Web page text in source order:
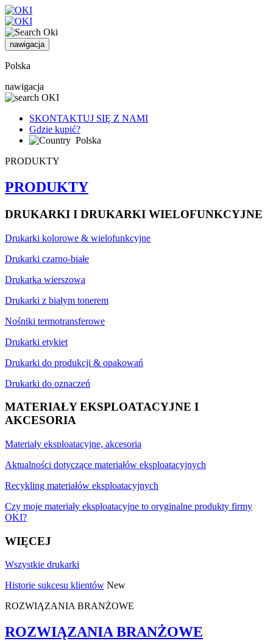
nawigacja
Polska
nawigacja
SKONTAKTUJ SIĘ Z NAMI
Gdzie kupić?
Polska
PRODUKTY
PRODUKTY
DRUKARKI I DRUKARKI WIELOFUNKCYJNE
Drukarki kolorowe & wielofunkcyjne
Drukarki czarno-białe
Drukarka wierszowa
Drukarki z białym tonerem
Nośniki termotransferowe
Drukarki etykiet
Drukarki do produkcji & opakowań
Drukarki do oznaczeń
MATERIAŁY EKSPLOATACYJNE I
AKCESORIA
Materiały eksploatacyjne, akcesoria
Aktualności dotyczące materiałów eksploatacyjnych
Recykling materiałów eksploatacyjnych
Czy moje materiały eksploatacyjne to oryginalne produkty firmy
OKI?
WIĘCEJ
Wszystkie drukarki
Historie sukcesu klientów New
ROZWIĄZANIA BRANŻOWE
ROZWIĄZANIA BRANŻOWE